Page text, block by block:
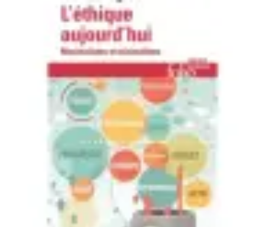
Minimalisme Voyage
Astuces de VoyageStratégiesErreurs à Éviter
Stratégies de Voyage
Minimalisme Voyage